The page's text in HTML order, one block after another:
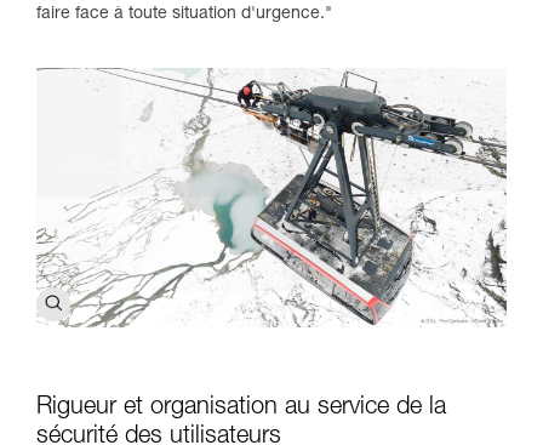
faire face à toute situation d'urgence."
Rigueur et organisation au service de la
sécurité des utilisateurs